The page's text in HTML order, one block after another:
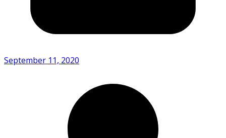
September 11, 2020